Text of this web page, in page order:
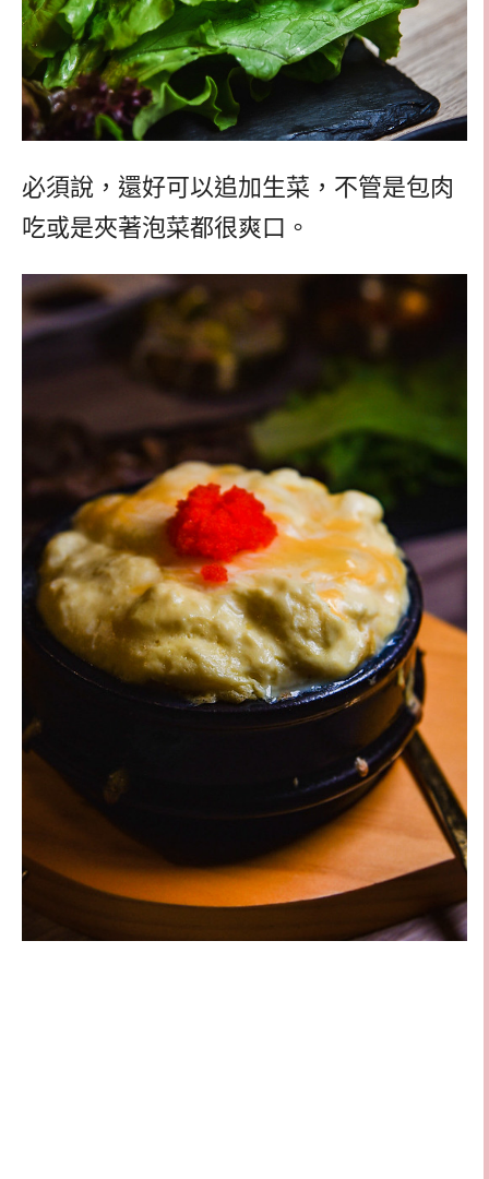
必須說，還好可以追加生菜，不管是包肉
吃或是夾著泡菜都很爽口。